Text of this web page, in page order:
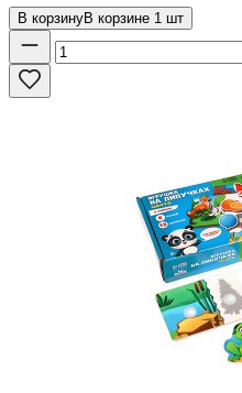
В корзинуВ корзине 1 шт